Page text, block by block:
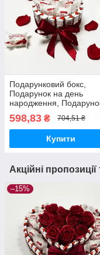
Подарунковий бокс,
Подарунок на день
народження,
дівчині, Подарунок
Подарунок дружині
598,83 ₴ 704,51 ₴
Купити
Акційні
–15%